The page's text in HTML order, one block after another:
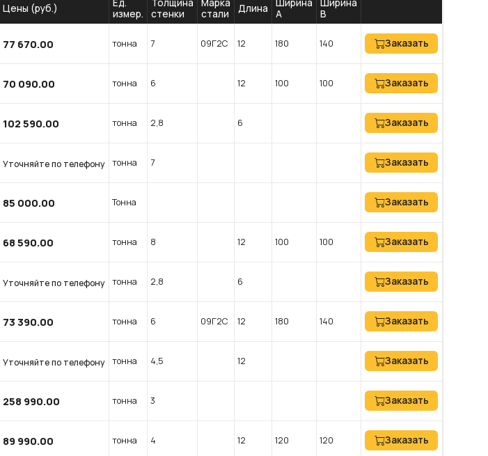
Цены (руб.)
Ед.
измер.
Толщина
стенки
Марка
стали
Длина
Ширина
A
Ширина
B
77 670.00 тонна 7 09Г2С 12 180 140 Заказать
70 090.00 тонна 6 12 100 100 Заказать
102 590.00 тонна 2,8 6 Заказать
Уточняйте по телефону тонна 7 Заказать
85 000.00 Тонна Заказать
68 590.00 тонна 8 12 100 100 Заказать
Уточняйте по телефону тонна 2,8 6 Заказать
73 390.00 тонна 6 09Г2С 12 180 140 Заказать
Уточняйте по телефону тонна 4,5 12 Заказать
258 990.00 тонна 3 Заказать
89 990.00 тонна 4 12 120 120 Заказать